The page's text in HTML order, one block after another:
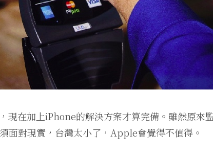
現在加上iPhone的解決方案才算完備。雖然原來
面對現實，台灣太小了，Apple會覺得不值得。